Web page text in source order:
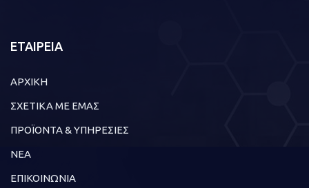
ΕΤΑΙΡΕΙΑ
ΑΡΧΙΚΗ
ΣΧΕΤΙΚΑ ΜΕ ΕΜΑΣ
ΠΡΟΪΟΝΤΑ & ΥΠΗΡΕΣΙΕΣ
ΝΕΑ
ΕΠΙΚΟΙΝΩΝΙΑ